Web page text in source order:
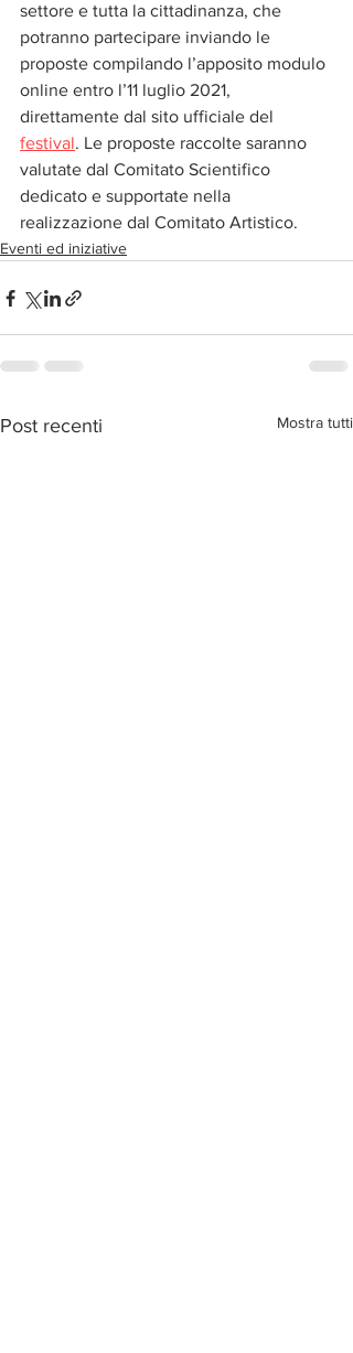
settore e tutta la cittadinanza, che
potranno partecipare inviando le
proposte compilando l’apposito modulo
online entro l’11 luglio 2021,
direttamente dal sito ufficiale del
festival. Le proposte raccolte saranno
valutate dal Comitato Scientifico
dedicato e supportate nella
realizzazione dal Comitato Artistico.
Eventi ed iniziative
Post recenti Mostra tutti